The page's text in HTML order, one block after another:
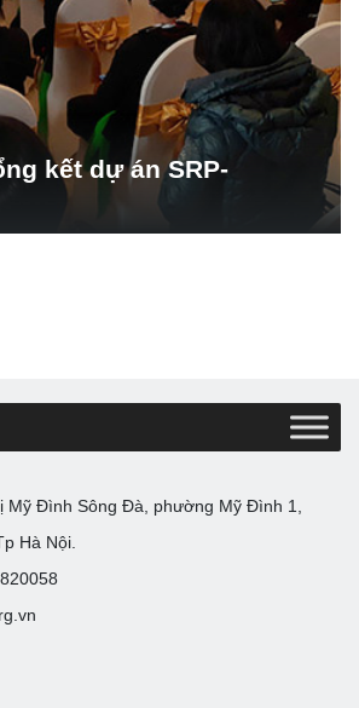
kết dự án SRP-
Mỹ Đình Sông Đà, phường Mỹ Đình 1,
Hà Nội.